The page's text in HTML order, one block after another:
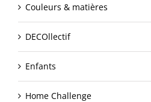
Couleurs & matières
DECOllectif
Enfants
Home Challenge